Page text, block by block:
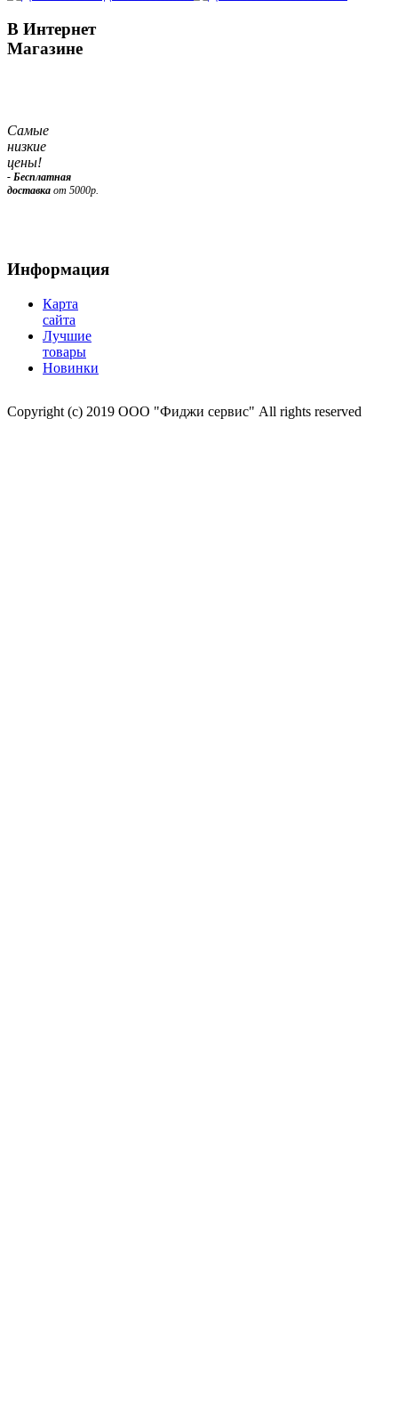
В Интернет
Магазине
Самые
низкие
цены!
- Бесплатная
доставка от 5000р.
Информация
Карта
сайта
Лучшие
товары
Новинки
Copyright (c) 2019 ООО "Фиджи сервис" All rights reserved